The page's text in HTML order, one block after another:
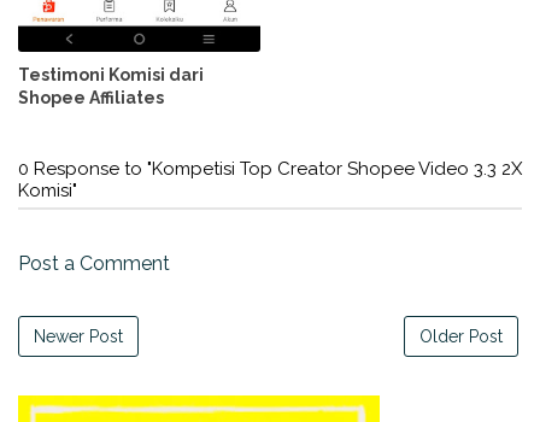
Testimoni Komisi dari
Shopee Affiliates
0 Response to "Kompetisi Top Creator Shopee Video 3.3 2X
Komisi"
Post a Comment
Newer Post Older Post